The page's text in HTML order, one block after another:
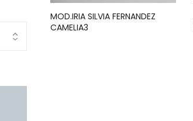
MOD.IRIA SILVIA FERNANDEZ
CAMELIA3